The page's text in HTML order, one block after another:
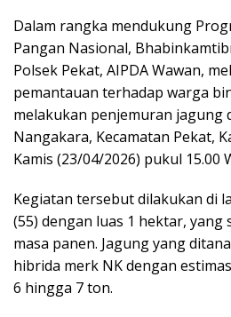
Dalam rangka mendukung
Pangan Nasional,
Polsek Pekat, AIPDA Wawan,
pemantauan terhadap warga
melakukan penjemuran jagung
Nangakara, Kecamatan Pekat,
Kamis (23/04/2026) pukul 15.00
Kegiatan tersebut dilakukan di
(55) dengan luas 1 hektar, yang
masa panen. Jagung yang
hibrida merk NK dengan
6 hingga 7 ton.